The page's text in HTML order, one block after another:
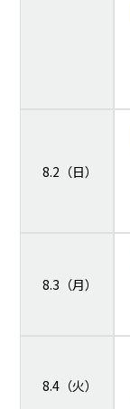
8.2（日）
8.3（月）
8.4（火）